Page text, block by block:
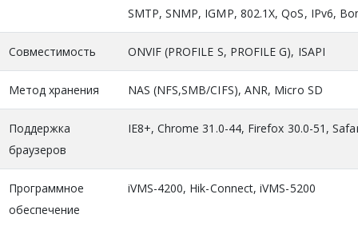
SMTP, SNMP, IGMP, 802.1X, QoS, IPv6,
Совместимость ONVIF (PROFILE S, PROFILE G), ISAPI
Метод хранения NAS (NFS,SMB/CIFS), ANR, Micro SD
Поддержка
браузеров
IE8+, Chrome 31.0-44, Firefox 30.0-51,
Программное
обеспечение
iVMS-4200, Hik-Connect, iVMS-5200